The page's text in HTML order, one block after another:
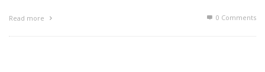
Read more 0 Comments